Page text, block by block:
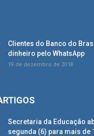
Clientes do Banco do
dinheiro pelo WhatsApp
19 de dezembro de 2018
Secretaria da Educação
segunda (6) para mais de